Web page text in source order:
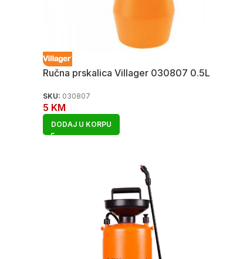
Ručna prskalica Villager 030807 0.5L
SKU: 030807
5 KM
DODAJ U KORPU